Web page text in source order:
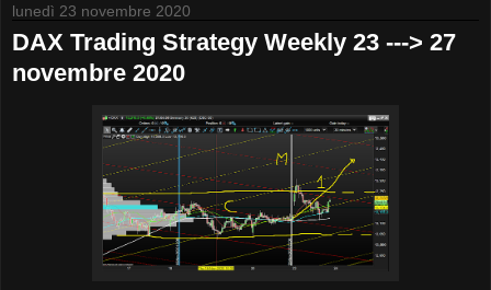
lunedì 23 novembre 2020
DAX Trading Strategy Weekly 23 ---> 27
novembre 2020